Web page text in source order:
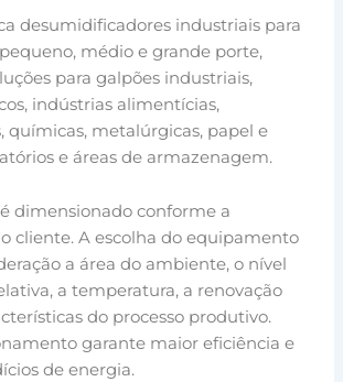
desumidificadores industriais para
médio e grande porte,
para galpões industriais,
indústrias alimentícias,
químicas, metalúrgicas, papel e
e áreas de armazenagem.
dimensionado conforme a
cliente. A escolha do equipamento
a área do ambiente, o nível
a temperatura, a renovação
do processo produtivo.
garante maior eficiência e
de energia.